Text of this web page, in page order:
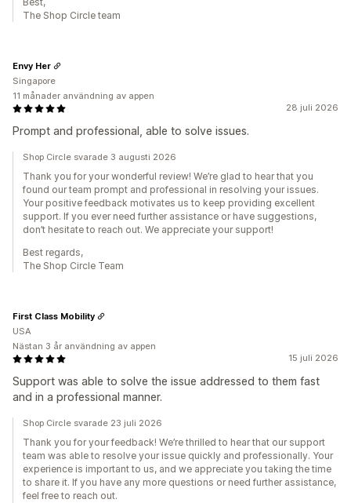
The Shop Circle team
28 juli 2026
Prompt and professional, able to solve issues.
Envy Her
Singapore
11 månader användning av appen
Shop Circle svarade 3 augusti 2026
Thank you for your wonderful review! We’re glad to hear that you
found our team prompt and professional in resolving your issues.
Your positive feedback motivates us to keep providing excellent
support. If you ever need further assistance or have suggestions,
don’t hesitate to reach out. We appreciate your support!
Best regards,
The Shop Circle Team
15 juli 2026
Support was able to solve the issue addressed to them fast
and in a professional manner.
First Class Mobility
USA
Nästan 3 år användning av appen
Shop Circle svarade 23 juli 2026
Thank you for your feedback! We’re thrilled to hear that our support
team was able to resolve your issue quickly and professionally. Your
experience is important to us, and we appreciate you taking the time
to share it. If you have any more questions or need further assistance,
feel free to reach out.